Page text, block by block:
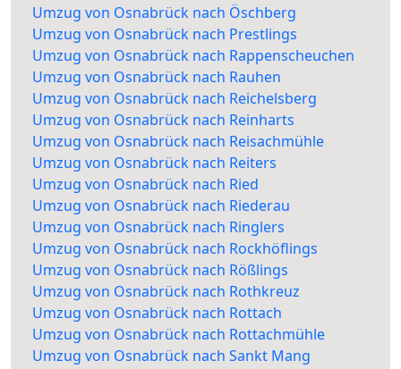
Umzug von Osnabrück nach Öschberg
Umzug von Osnabrück nach Prestlings
Umzug von Osnabrück nach Rappenscheuchen
Umzug von Osnabrück nach Rauhen
Umzug von Osnabrück nach Reichelsberg
Umzug von Osnabrück nach Reinharts
Umzug von Osnabrück nach Reisachmühle
Umzug von Osnabrück nach Reiters
Umzug von Osnabrück nach Ried
Umzug von Osnabrück nach Riederau
Umzug von Osnabrück nach Ringlers
Umzug von Osnabrück nach Rockhöflings
Umzug von Osnabrück nach Rößlings
Umzug von Osnabrück nach Rothkreuz
Umzug von Osnabrück nach Rottach
Umzug von Osnabrück nach Rottachmühle
Umzug von Osnabrück nach Sankt Mang